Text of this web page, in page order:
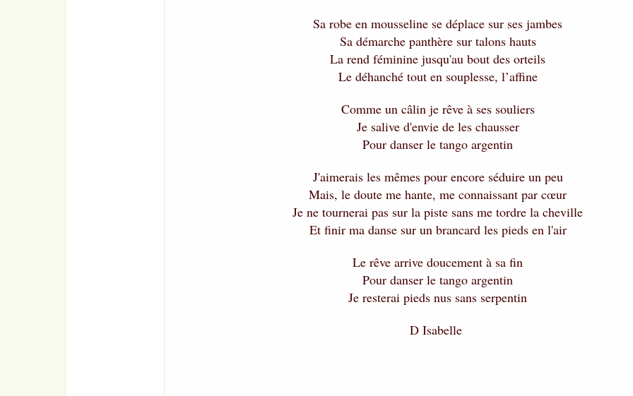
Sa robe en mousseline se déplace sur ses jambes
Sa démarche panthère sur talons hauts
La rend féminine jusqu'au bout des orteils
Le déhanché tout en souplesse, l’affine
Comme un câlin je rêve à ses souliers
Je salive d'envie de les chausser
Pour danser le tango argentin
J'aimerais les mêmes pour encore séduire un peu
Mais, le doute me hante, me connaissant par cœur
Je ne tournerai pas sur la piste sans me tordre la cheville
Et finir ma danse sur un brancard les pieds en l'air
Le rêve arrive doucement à sa fin
Pour danser le tango argentin
Je resterai pieds nus sans serpentin
D Isabelle